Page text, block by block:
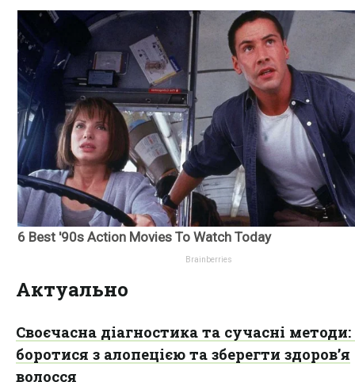
Актуально
Своєчасна діагностика та сучасні
боротися з алопецією та зберегти здоров’я
волосся